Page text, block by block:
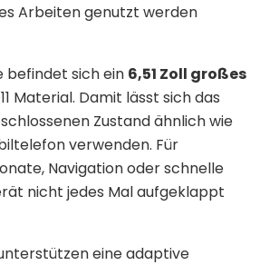
Arbeiten genutzt werden
befindet sich ein 6,51 Zoll großes
Material. Damit lässt sich das
Zustand ähnlich wie
verwenden. Für
Navigation oder schnelle
nicht jedes Mal aufgeklappt
eine adaptive